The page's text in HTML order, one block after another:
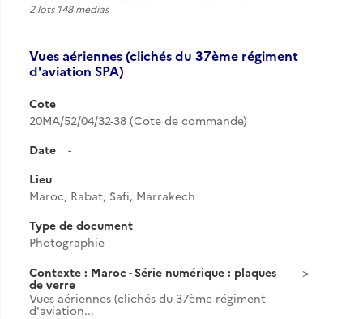
2 lots 148 medias
Vues aériennes (clichés du 37ème régiment
d'aviation SPA)
Cote
20MA/52/04/32-38 (Cote de commande)
Date
-
Lieu
Maroc, Rabat, Safi, Marrakech
Type de document
Photographie
Contexte : Maroc - Série numérique : plaques
de verre
Vues aériennes (clichés du 37ème régiment
d'aviation...